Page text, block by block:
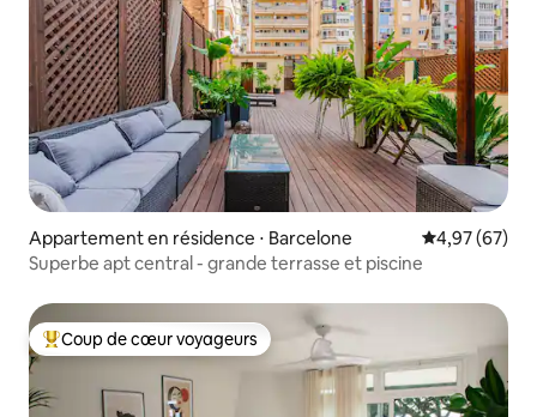
Appartement en résidence ⋅ Barcelone Évaluation
4,97 (67)
Superbe apt central - grande terrasse et piscine
Coups de cœur voyageurs les plus appréciés
Coup de cœur voyageurs